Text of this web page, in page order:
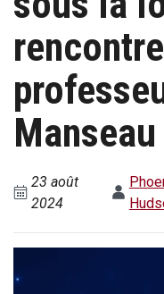
Manseau
23 août
2024